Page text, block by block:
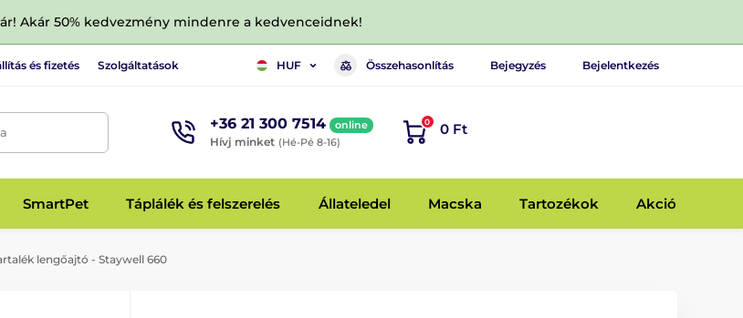
Akár 50% kedvezmény mindenre a kedvenceidnek!
és fizetés Szolgáltatások HUF Összehasonlítás Bejegyzés Bejelentkezés
+36 21 300 7514 online
Hívj minket (Hé-Pé 8-16)
0 0 Ft
SmartPet Táplálék és felszerelés Állateledel Macska Tartozékok Akció
lengőajtó - Staywell 660